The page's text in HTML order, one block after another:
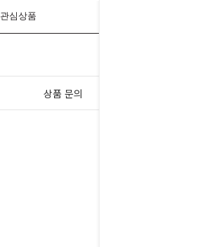
관심상품
상품 문의